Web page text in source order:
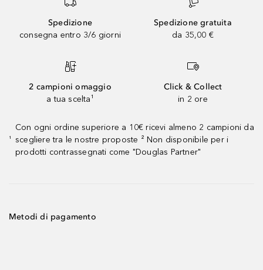
Spedizione
consegna entro 3/6 giorni
Spedizione gratuita
da 35,00 €
2 campioni omaggio
a tua scelta¹
Click & Collect
in 2 ore
¹
Con ogni ordine superiore a 10€ ricevi almeno 2 campioni da
scegliere tra le nostre proposte ² Non disponibile per i
prodotti contrassegnati come "Douglas Partner"
Metodi di pagamento